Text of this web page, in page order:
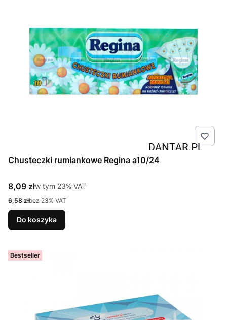
Chusteczki rumiankowe Regina a10/24
Cena brutto
8,09 złw tym %s VAT
w tym 23% VAT
Cena netto
6,58 złbez 23% VAT
Do koszyka
Bestseller